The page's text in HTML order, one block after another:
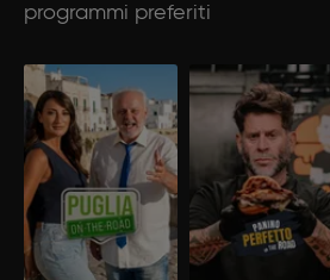
programmi preferiti